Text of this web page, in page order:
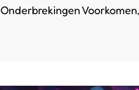
Onderbrekingen